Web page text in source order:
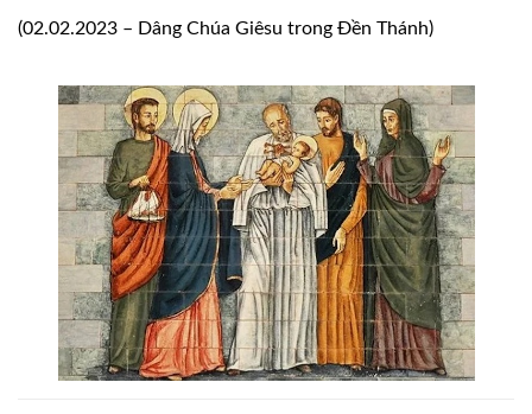
(02.02.2023 – Dâng Chúa Giêsu trong Đền Thánh)